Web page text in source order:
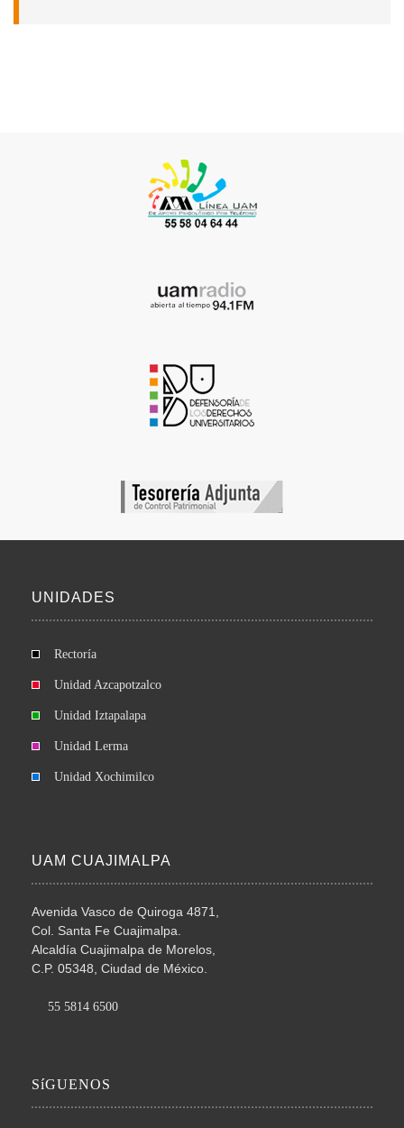
UNIDADES
Rectoría
Unidad Azcapotzalco
Unidad Iztapalapa
Unidad Lerma
Unidad Xochimilco
UAM CUAJIMALPA
Avenida Vasco de Quiroga 4871,
Col. Santa Fe Cuajimalpa.
Alcaldía Cuajimalpa de Morelos,
C.P. 05348, Ciudad de México.
55 5814 6500
SíGUENOS